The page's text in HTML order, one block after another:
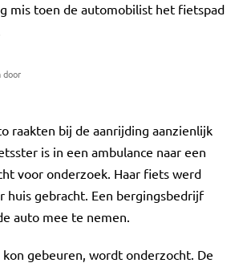
mis toen de automobilist het fietspad
door
raakten bij de aanrijding aanzienlijk
is in een ambulance naar een
voor onderzoek. Haar fiets werd
huis gebracht. Een bergingsbedrijf
auto mee te nemen.
gebeuren, wordt onderzocht. De